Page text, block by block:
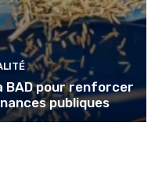
BAD pour renforcer
publiques